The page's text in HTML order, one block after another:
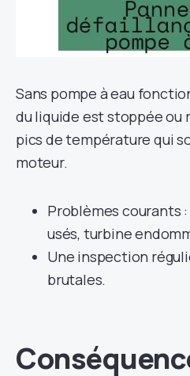
Sans pompe à eau
du liquide est stoppée ou
pics de température qui
moteur.
Problèmes courants
usés, turbine
Une inspection
brutales.